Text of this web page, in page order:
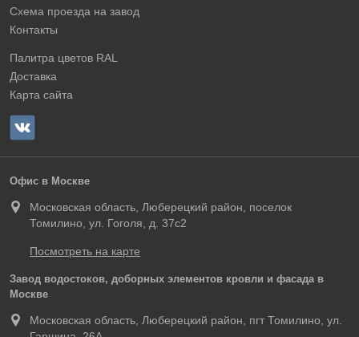
Схема проезда на завод
Контакты
Палитра цветов RAL
Доставка
Карта сайта
Офис в Москве
Московская область, Люберецкий район, поселок
Томилино, ул. Гоголя, д. 37с2
Посмотреть на карте
Завод водостоков, доборных элементов кровли и фасада в
Москве
Московская область, Люберецкий район, пгт Томилино, ул.